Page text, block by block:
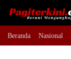
Pagiterkini.com
Berani Mengungkap
Beranda Nasional